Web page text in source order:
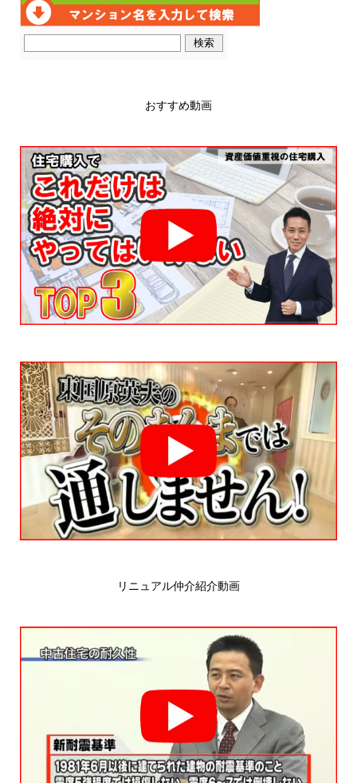
おすすめ動画
リニュアル仲介紹介動画